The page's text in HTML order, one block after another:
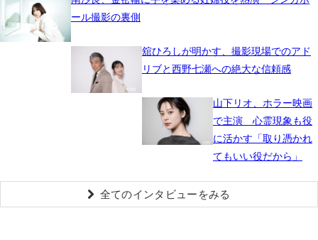
ール撮影の裏側
舘ひろしが明かす、撮影現場でのアド
リブと西野七瀬への絶大な信頼感
山下リオ、ホラー映画
で主演 心霊現象も役
に活かす「取り憑かれ
てもいい役だから」
全てのインタビューをみる